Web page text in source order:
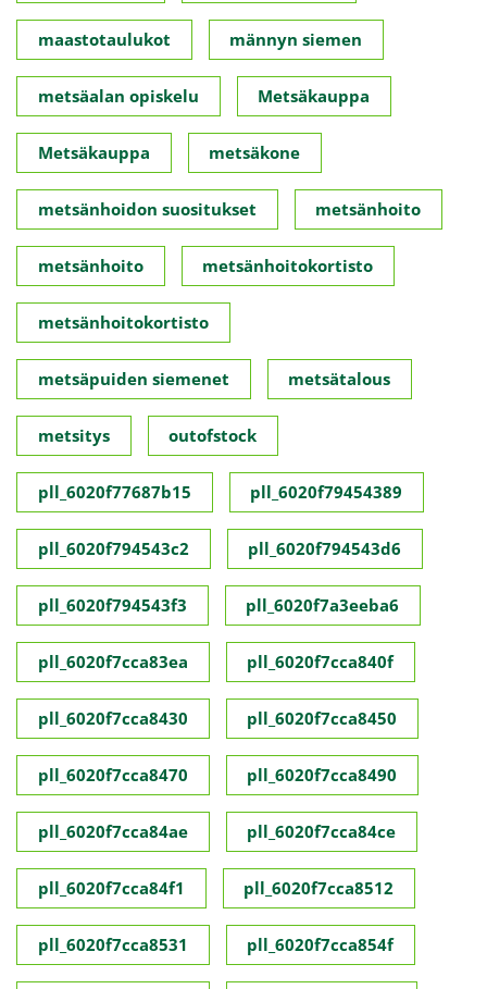
maastotaulukot männyn siemen
metsäalan opiskelu Metsäkauppa
Metsäkauppa metsäkone
metsänhoidon suositukset metsänhoito
metsänhoito metsänhoitokortisto
metsänhoitokortisto
metsäpuiden siemenet metsätalous
metsitys outofstock
pll_6020f77687b15 pll_6020f79454389
pll_6020f794543c2 pll_6020f794543d6
pll_6020f794543f3 pll_6020f7a3eeba6
pll_6020f7cca83ea pll_6020f7cca840f
pll_6020f7cca8430 pll_6020f7cca8450
pll_6020f7cca8470 pll_6020f7cca8490
pll_6020f7cca84ae pll_6020f7cca84ce
pll_6020f7cca84f1 pll_6020f7cca8512
pll_6020f7cca8531 pll_6020f7cca854f